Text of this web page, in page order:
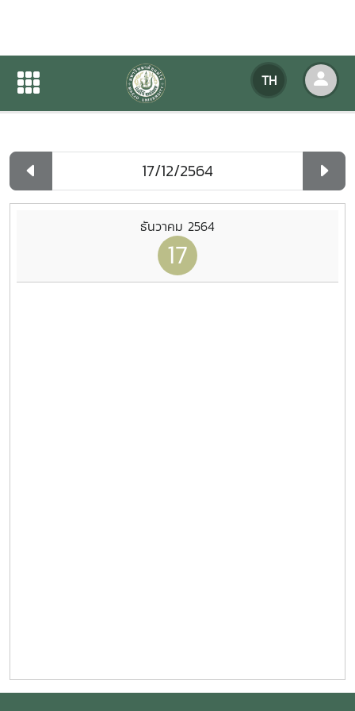
TH
ปฏิทินกิจกรรมของหน่วยงาน
ปฏิทินกิจกรรมของหน่วยงาน
ธันวาคม 2564
17